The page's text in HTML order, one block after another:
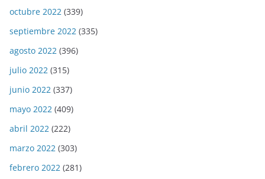
octubre 2022 (339)
septiembre 2022 (335)
agosto 2022 (396)
julio 2022 (315)
junio 2022 (337)
mayo 2022 (409)
abril 2022 (222)
marzo 2022 (303)
febrero 2022 (281)